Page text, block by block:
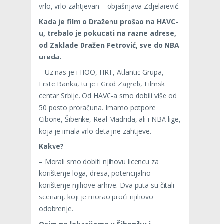
vrlo, vrlo zahtjevan – objašnjava Zdjelarević.
Kada je film o Draženu prošao na HAVC-
u, trebalo je pokucati na razne adrese,
od Zaklade Dražen Petrović, sve do NBA
ureda.
– Uz nas je i HOO, HRT, Atlantic Grupa,
Erste Banka, tu je i Grad Zagreb, Filmski
centar Srbije. Od HAVC-a smo dobili više od
50 posto proračuna. Imamo potpore
Cibone, Šibenke, Real Madrida, ali i NBA lige,
koja je imala vrlo detaljne zahtjeve.
Kakve?
– Morali smo dobiti njihovu licencu za
korištenje loga, dresa, potencijalno
korištenje njihove arhive. Dva puta su čitali
scenarij, koji je morao proći njihovo
odobrenje.